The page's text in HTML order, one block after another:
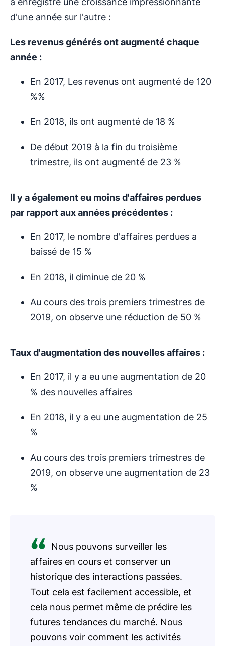
d'une année sur l'autre :
Les revenus générés ont augmenté chaque
année :
En 2017, Les revenus ont augmenté de 120
%%
En 2018, ils ont augmenté de 18 %
De début 2019 à la fin du troisième
trimestre, ils ont augmenté de 23 %
Il y a également eu moins d'affaires perdues
par rapport aux années précédentes :
En 2017, le nombre d'affaires perdues a
baissé de 15 %
En 2018, il diminue de 20 %
Au cours des trois premiers trimestres de
2019, on observe une réduction de 50 %
Taux d'augmentation des nouvelles affaires :
En 2017, il y a eu une augmentation de 20
% des nouvelles affaires
En 2018, il y a eu une augmentation de 25
%
Au cours des trois premiers trimestres de
2019, on observe une augmentation de 23
%
Nous pouvons surveiller les
affaires en cours et conserver un
historique des interactions passées.
Tout cela est facilement accessible, et
cela nous permet même de prédire les
futures tendances du marché. Nous
pouvons voir comment les activités